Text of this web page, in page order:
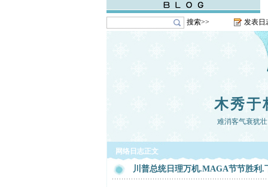
搜索>> 发表日
木秀于
难消客气衰犹
网络日志正文
川普总统日理万机.MAGA节节胜利